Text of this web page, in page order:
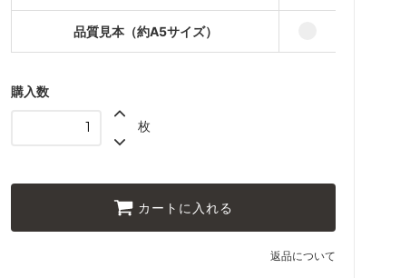
品質見本（約A5サイズ）
購入数
枚
カートに入れる
返品について